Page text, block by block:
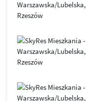
SkyRes– symbol
renomowanych,
sufity podwieszane,
sterowane systemy
szybkobieżnych wind
Nowoczesna
Biurowiec został